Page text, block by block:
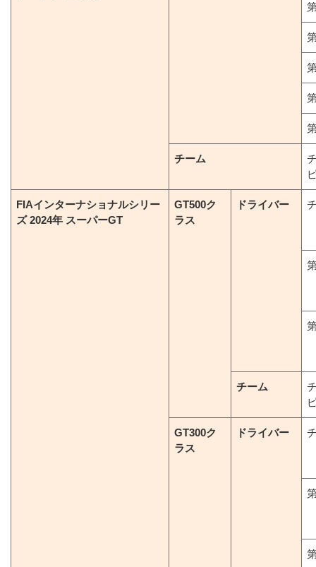
チーム
FIAインターナショナルシリー
ズ 2024年 スーパーGT
GT500ク
ラス
ドライバー
チーム
GT300ク
ラス
ドライバー